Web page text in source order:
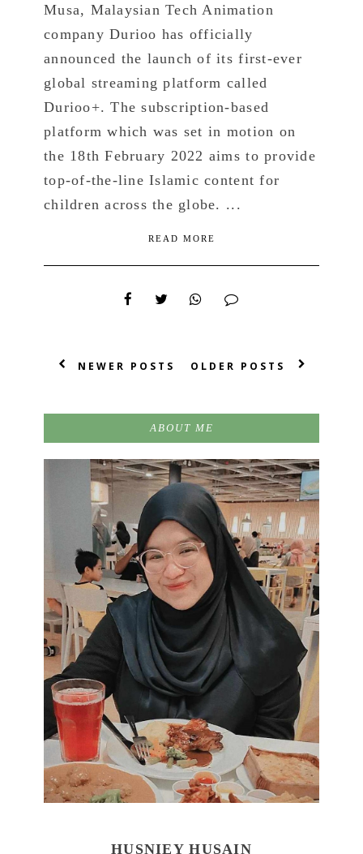
Musa, Malaysian Tech Animation
company Durioo has officially
announced the launch of its first-ever
global streaming platform called
Durioo+. The subscription-based
platform which was set in motion on
the 18th February 2022 aims to provide
top-of-the-line Islamic content for
children across the globe. ...
READ MORE
NEWER POSTS OLDER POSTS
ABOUT ME
HUSNIEY HUSAIN